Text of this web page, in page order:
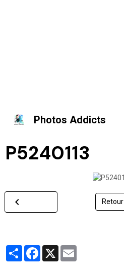
Photos Addicts
P5240113
Retour
PartagerFacebook
X